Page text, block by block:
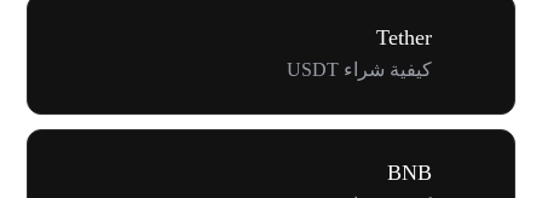
Tether
كيفية شراء USDT
BNB